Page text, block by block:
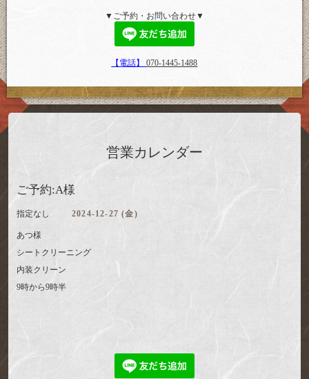
▼ご予約・お問い合わせ▼
【電話】070-1445-1488
営業カレンダー
ご予約:A様
指定なし 2024-12-27 (金)
あつ様
シートクリーニング
内装クリーン
9時から9時半